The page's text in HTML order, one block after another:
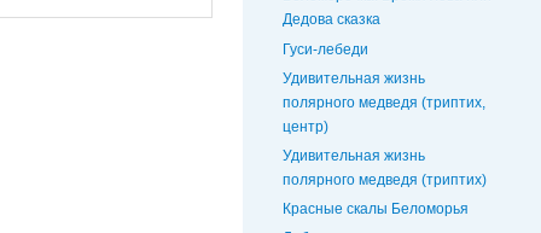
Дедова сказка
Гуси-лебеди
Удивительная жизнь
полярного медведя (триптих,
центр)
Удивительная жизнь
полярного медведя (триптих)
Красные скалы Беломорья